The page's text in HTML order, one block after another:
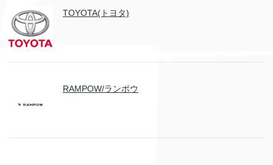
TOYOTA(トヨタ)
RAMPOW/ランポウ